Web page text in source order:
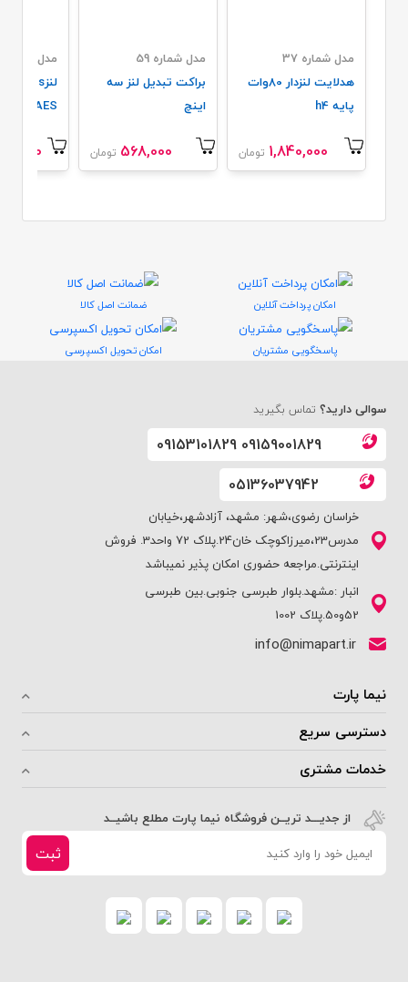
مدل شماره 37
هدلایت لنزدار 80وات
پایه h4
1,840,000 تومان
مدل شماره 59
براکت تبدیل لنز سه
اینچ
568,000 تومان
مدل شماره 13
AES.پرچمدار 2025
امکان پرداخت آنلاین ضمانت اصل کالا
پاسخگویی مشتریان امکان تحویل اکسپرسی
سوالی دارید؟ تماس بگیرید
09153101829 09159001829
05136037942
خراسان رضوی،شهر: مشهد، آزادشهر،خیابان
مدرس23،میرزاکوچک خان24.پلاک 72 واحد3. فروش
اینترنتی.مراجعه حضوری امکان پذیر نمیباشد
انبار :مشهد.بلوار طبرسی جنوبی.بین طبرسی
52و50.پلاک 1002
info@nimapart.ir
نیما پارت
دسترسی سریع
خدمات مشتری
از جدیـــد تریــن فروشگاه نیما پارت مطلع باشیــد
ثبت